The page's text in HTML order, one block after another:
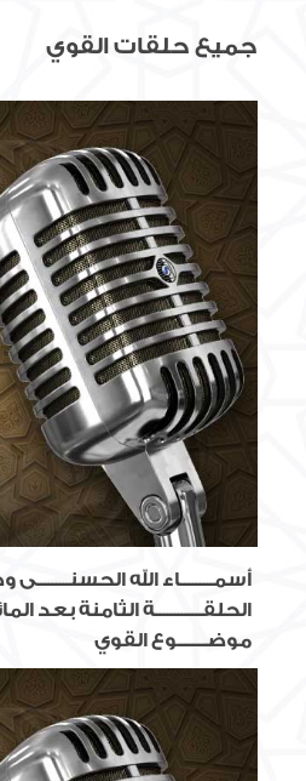
جميع حلقات القوي
أسمـــــــــاء الله الحسنـــــــــى
الحلقـــــــــــــة الثامنة بعد
موضــــــــوع القوي